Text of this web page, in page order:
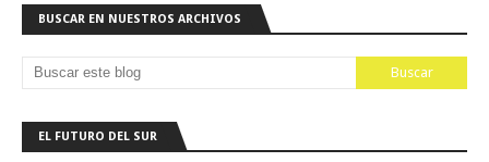
BUSCAR EN NUESTROS ARCHIVOS
EL FUTURO DEL SUR